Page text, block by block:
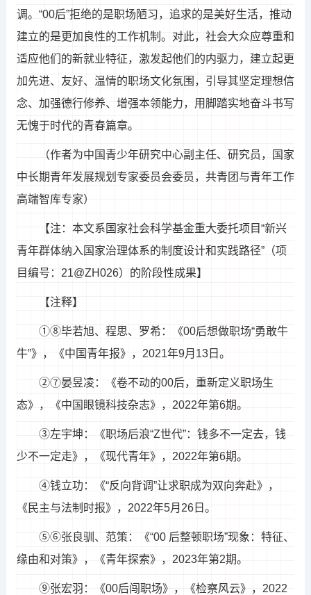
调。“00后”拒绝的是职场陋习，追求的是美好生活，推动
建立的是更加良性的工作机制。对此，社会大众应尊重和
适应他们的新就业特征，激发起他们的内驱力，建立起更
加先进、友好、温情的职场文化氛围，引导其坚定理想信
念、加强德行修养、增强本领能力，用脚踏实地奋斗书写
无愧于时代的青春篇章。
（作者为中国青少年研究中心副主任、研究员，国家
中长期青年发展规划专家委员会委员，共青团与青年工作
高端智库专家）
【注：本文系国家社会科学基金重大委托项目“新兴
青年群体纳入国家治理体系的制度设计和实践路径”（项
目编号：21@ZH026）的阶段性成果】
【注释】
①⑧毕若旭、程思、罗希：《00后想做职场“勇敢牛
牛”》，《中国青年报》，2021年9月13日。
②⑦晏昱凌：《卷不动的00后，重新定义职场生
态》，《中国眼镜科技杂志》，2022年第6期。
③左宇坤：《职场后浪“Z世代”：钱多不一定去，钱
少不一定走》，《现代青年》，2022年第6期。
④钱立功：《“反向背调”让求职成为双向奔赴》，
《民主与法制时报》，2022年5月26日。
⑤⑥张良驯、范策：《“00 后整顿职场”现象：特征、
缘由和对策》，《青年探索》，2023年第2期。
⑨张宏羽：《00后闯职场》，《检察风云》，2022